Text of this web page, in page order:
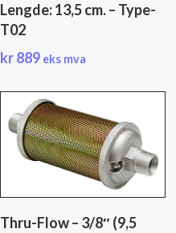
Lengde: 13,5 cm. – Type-
T02
kr889 eks mva
Thru-Flow – 3/8″ (9,5